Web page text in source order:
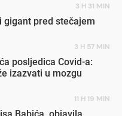
3 H 31 MIN
gigant pred stečajem
3 H 57 MIN
posljedica Covid-a:
izazvati u mozgu
11 H 19 MIN